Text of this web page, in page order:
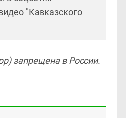
"Кавказского
запрещена в России.